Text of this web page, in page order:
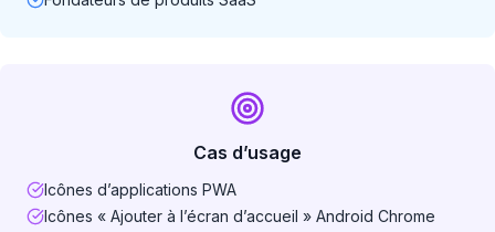
Cas d’usage
Icônes d’applications PWA
Icônes « Ajouter à l’écran d’accueil » Android Chrome